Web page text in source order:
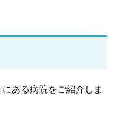
ある病院をご紹介しま